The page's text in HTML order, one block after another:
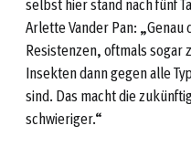
Arlette Vander Pan:
Resistenzen, oftmals
Insekten dann gegen alle
sind. Das macht die
schwieriger.“